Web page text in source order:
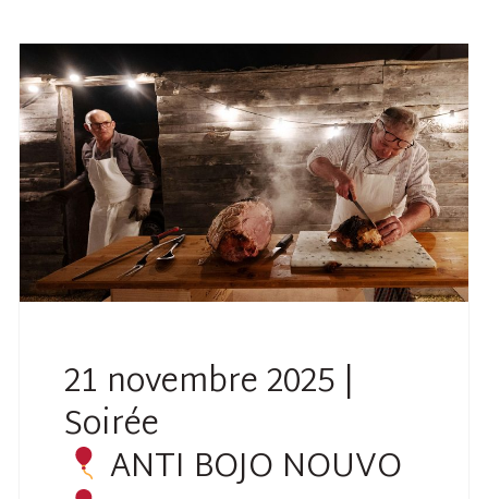
21 novembre 2025 |
Soirée
ANTI BOJO NOUVO